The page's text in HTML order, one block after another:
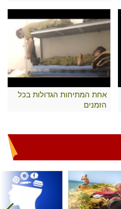
אחת המתיחות הגדולות בכל
הזמנים